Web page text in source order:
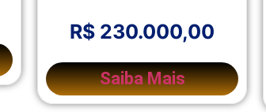
R$ 230.000,00
Saiba Mais